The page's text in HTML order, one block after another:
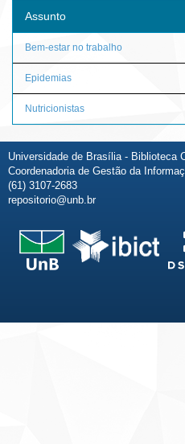
Assunto
Bem-estar no trabalho
Epidemias
Nutricionistas
Universidade de Brasília - Biblioteca
Coordenadoria de Gestão da
(61) 3107-2683
repositorio@unb.br